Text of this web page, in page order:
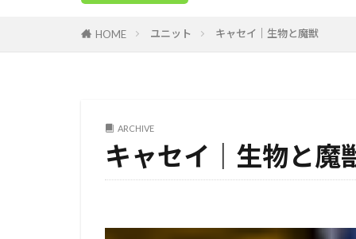
HOME ユニット キャセイ｜生物と魔獣
ARCHIVE
キャセイ｜生物と魔